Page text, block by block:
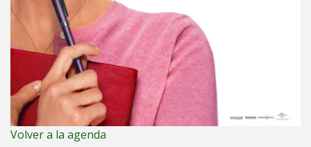
Volver a la agenda